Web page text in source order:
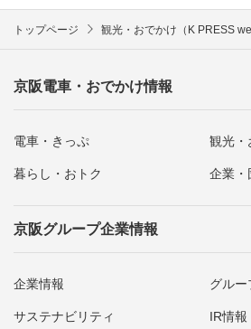
トップページ 観光・おでかけ（K PRESS
京阪電車・おでかけ情報
電車・きっぷ 観光・
暮らし・おトク 企業・
京阪グループ企業情報
企業情報 グルー
サステナビリティ IR情報